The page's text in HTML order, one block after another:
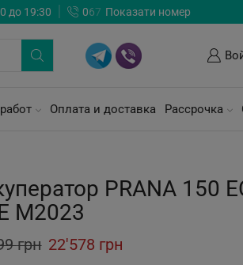
до 19:30 067 Показати номер
Оплата и доставка Рассрочка
PRANA 150
M2023
грн Original
22'578 грн